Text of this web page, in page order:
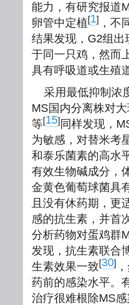
能力，有研究报道
卵管中定植[1] ，不
结果发现，G2组
于同一只鸡，然而
具有呼吸道或生殖
采用最低抑制浓
MS国内分离株对
等[15]同样发现，
为敏感，对替米考
和泰乐菌素的高水
有效生物碱成分，
金黄色葡萄球菌具
且没有休药期，更
感的抗生素，并首
分析药物对蛋鸡群
发现，抗生素联合
生素效果一致[30]
药前的感染水平。
治疗很难根除MS